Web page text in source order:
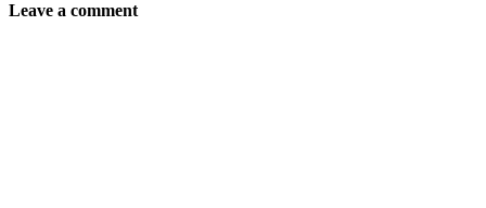
Leave a comment